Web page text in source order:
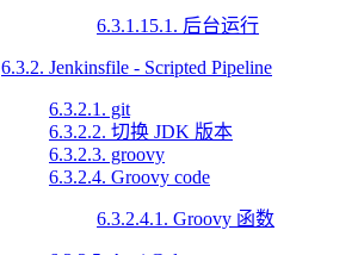
6.3.1.15.1. 后台运行
6.3.2. Jenkinsfile - Scripted Pipeline
6.3.2.1. git
6.3.2.2. 切换 JDK 版本
6.3.2.3. groovy
6.3.2.4. Groovy code
6.3.2.4.1. Groovy 函数